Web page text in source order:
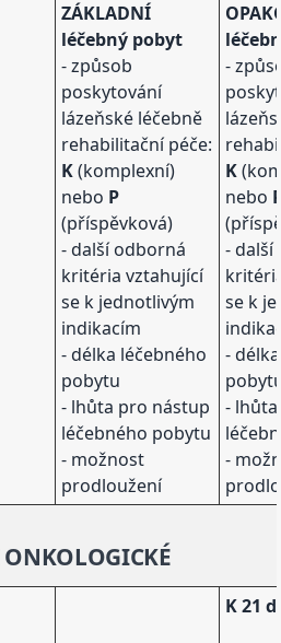
ZÁKLADNÍ
léčebný pobyt
- způsob
poskytování
lázeňské léčebně
rehabilitační péče:
K(komplexní)
nebo P
(příspěvková)
- další odborná
kritéria vztahující
se k jednotlivým
indikacím
- délka léčebného
pobytu
- lhůta pro nástup
léčebného pobytu
- možnost
prodloužení
-
K
nebo
- další
se k
-
-
-
ONKOLOGICKÉ
K 21